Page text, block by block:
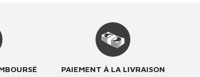
PAIEMENT À LA LIVRAISON